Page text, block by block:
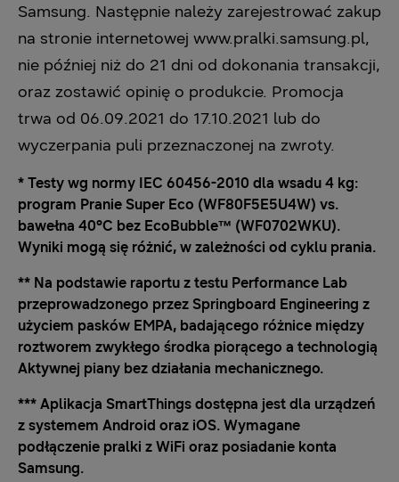
Samsung. Następnie należy zarejestrować zakup
na stronie internetowej www.pralki.samsung.pl,
nie później niż do 21 dni od dokonania transakcji,
oraz zostawić opinię o produkcie. Promocja
trwa od 06.09.2021 do 17.10.2021 lub do
wyczerpania puli przeznaczonej na zwroty.
* Testy wg normy IEC 60456-2010 dla wsadu 4 kg:
program Pranie Super Eco (WF80F5E5U4W) vs.
bawełna 40°C bez EcoBubble™ (WF0702WKU).
Wyniki mogą się różnić, w zależności od cyklu prania.
** Na podstawie raportu z testu Performance Lab
przeprowadzonego przez Springboard Engineering z
użyciem pasków EMPA, badającego różnice między
roztworem zwykłego środka piorącego a technologią
Aktywnej piany bez działania mechanicznego.
*** Aplikacja SmartThings dostępna jest dla urządzeń
z systemem Android oraz iOS. Wymagane
podłączenie pralki z WiFi oraz posiadanie konta
Samsung.